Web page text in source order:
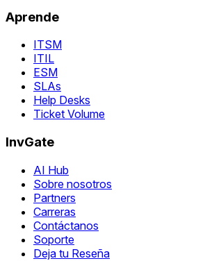
Aprende
ITSM
ITIL
ESM
SLAs
Help Desks
Ticket Volume
InvGate
AI Hub
Sobre nosotros
Partners
Carreras
Contáctanos
Soporte
Deja tu Reseña